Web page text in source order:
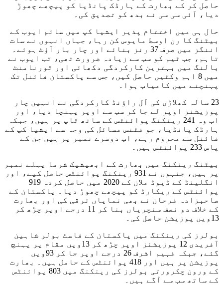
حاصل کر کے بھارت کے ہارڈک پانڈیا کو پیچھے چھوڑ
دیا، آئی سی سی نے بدھ کو تصدیق کی۔
حال ہی میں اختتام پذیر ایشیا کپ میں سائم ایوب کے
بیٹنگ کا رن اوسط مایوس کن رہا، جہاں انہوں نے سات
اننگز میں صرف 37 رنز بنائے اور چار بار آؤٹ ہوئے۔
تاہم، جب ٹیم کو سب سے زیادہ ضرورت تھی، تب ایوب نے
بالنگ میں بہترین کارکردگی دکھائی اور ٹورنامنٹ
میں 8 اہم وکٹیں حاصل کیں، جس سے پاکستان فائنل تک
پہنچنے میں کامیاب ہوا۔
23 سالہ کھلاڑی کی آل راؤنڈ کارکردگی نے انہیں چار
پوزیشنز اوپر لے جا کر سب سے اوپر پہنچا دیا، اور
اب وہ 241 رینکنگ پوائنٹس کے ساتھ ٹاپ پر ہیں، جبکہ
ہارڈک پانڈیا، جو فٹنس مسائل کی وجہ سے ایشیا کپ کے
فائنل سے محروم رہے، اب دوسرے نمبر پر ہیں جن کے
پاس 233 پوائنٹس ہیں۔
بیٹنگ رینکنگ میں بھارت کے ابھیشیک شرما پہلے نمبر
پر ہیں، جنہوں نے 931 رینکنگ پوائنٹس حاصل کیے، اور
انگلینڈ کے ڈیوڈ ملان کے 2020 میں حاصل کردہ 919
پوائنٹس کے ریکارڈ کو پیچھے چھوڑ دیا۔ پاکستان کے
صاحبزادہ فرحان نے بھی نمایاں ترقی کی اور بھارت
کے خلاف دو نصف سنچریاں بنا کر 11 درجے اوپر چڑھ کر
13ویں پوزیشن حاصل کی۔
بولرز کی رینکنگ میں پاکستان کے فاسٹ بولر شاہین
آفریدی 12 پوزیشنز اوپر چڑھ کر 13ویں مقام پر پہنچ
گئے، جبکہ فہیم اشرف 26 درجے اوپر جا کر 93ویں
پوزیشن پر ہیں اور 418 پوائنٹس کے حامل ہیں۔ بھارت
کے ورون چکرورتی بولرز کی رینکنگ میں 803 پوائنٹس
کے ساتھ سب سے آگے ہیں۔